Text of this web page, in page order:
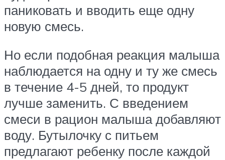
паниковать и вводить еще одну
новую смесь.
Но если подобная реакция малыша
наблюдается на одну и ту же смесь
в течение 4-5 дней, то продукт
лучше заменить. С введением
смеси в рацион малыша добавляют
воду. Бутылочку с питьем
предлагают ребенку после каждой